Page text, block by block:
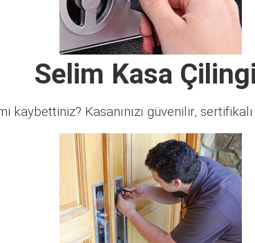
Selim Kasa
kaybettiniz? Kasanınızı güvenilir,